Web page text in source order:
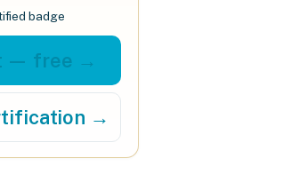
badge
— free →
→